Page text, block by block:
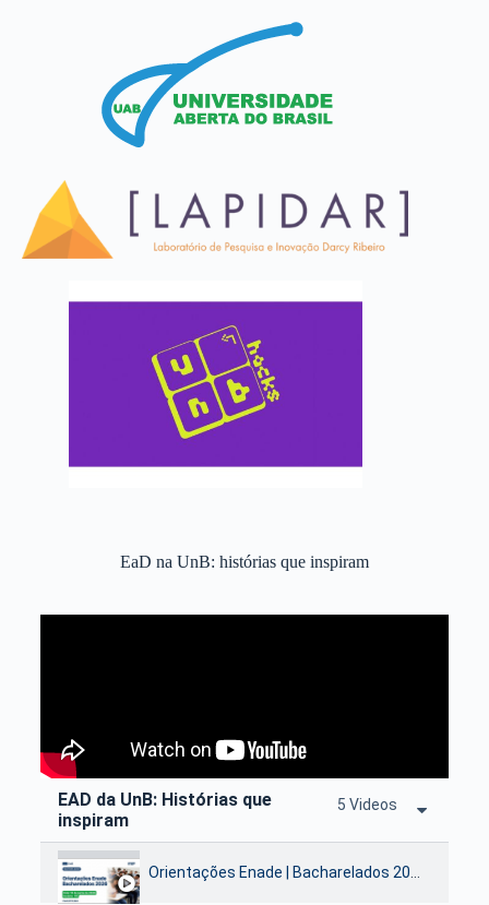
EaD na UnB: histórias que inspiram
EAD da UnB: Histórias que
inspiram
5 Videos
Orientações Enade | Bacharelados 2026